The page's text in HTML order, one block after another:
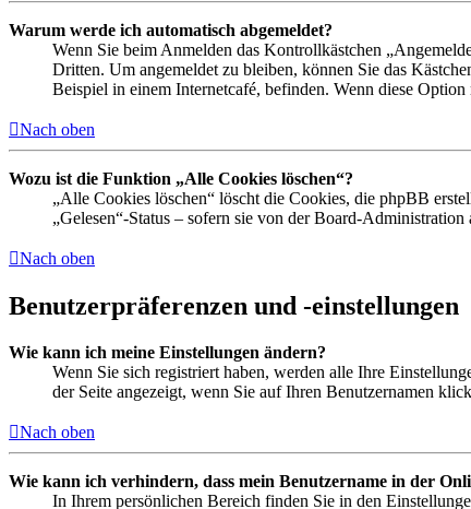
Warum werde ich automatisch abgemeldet?
Wenn Sie beim Anmelden das Kontrollkästchen
Dritten. Um angemeldet zu bleiben, können Sie das
Beispiel in einem Internetcafé, befinden. Wenn diese
Nach oben
Wozu ist die Funktion „Alle Cookies löschen“?
„Alle Cookies löschen“ löscht die Cookies, die phpBB
„Gelesen“-Status – sofern sie von der Board-
Nach oben
Benutzerpräferenzen und -einstellungen
Wie kann ich meine Einstellungen ändern?
Wenn Sie sich registriert haben, werden alle Ihre
der Seite angezeigt, wenn Sie auf Ihren Benutzernamen
Nach oben
Wie kann ich verhindern, dass mein Benutzername in der
In Ihrem persönlichen Bereich finden Sie in den